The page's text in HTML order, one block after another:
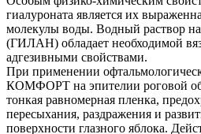
гиалуроната является их
молекулы воды. Водный раствор
(ГИЛАН) обладает необходимой
адгезивными свойствами.
При применении
КОМФОРТ на эпителии роговой
тонкая равномерная пленка,
пересыхания, раздражения и
поверхности глазного яблока.